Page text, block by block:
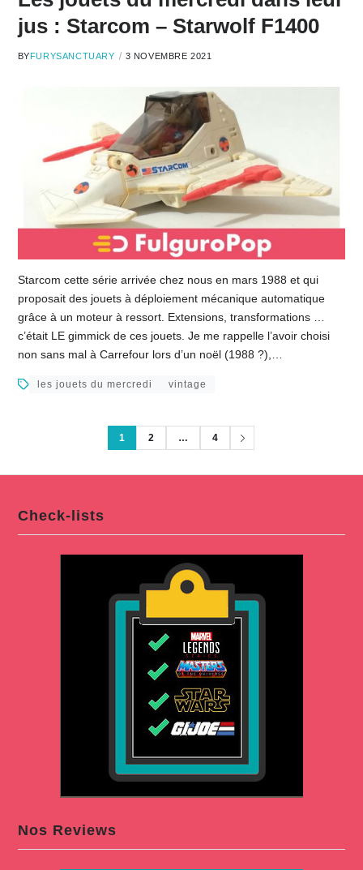
jus : Starcom – Starwolf F1400
BY FURYSANCTUARY 3 NOVEMBRE 2021
Starcom cette série arrivée chez nous en mars 1988 et qui
proposait des jouets à déploiement mécanique automatique
grâce à un moteur à ressort. Extensions, transformations …
c’était LE gimmick de ces jouets. Je me rappelle l’avoir choisi
non sans mal à Carrefour lors d’un noël (1988 ?),…
les jouets du mercredi vintage
1 2 … 4
Check-lists
Nos Reviews